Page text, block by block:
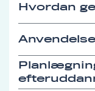
Hvordan